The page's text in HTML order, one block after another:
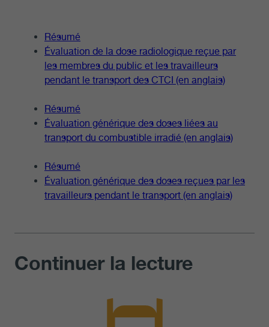
Résumé
Évaluation de la dose radiologique reçue par
les membres du public et les travailleurs
pendant le transport des CTCI (en anglais)
Résumé
Évaluation générique des doses liées au
transport du combustible irradié (en anglais)
Résumé
Évaluation générique des doses reçues par les
travailleurs pendant le transport (en anglais)
Continuer la lecture